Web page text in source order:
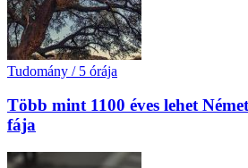
Tudomány / 5 órája
Több mint 1100 éves lehet
fája